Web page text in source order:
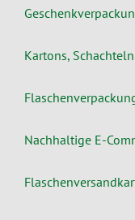
Kartons,
Nachhaltige E-